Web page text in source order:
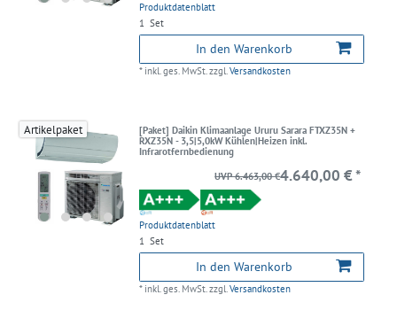
Produktdatenblatt
1 Set
In den Warenkorb
* inkl. ges. MwSt.zzgl.Versandkosten
Artikelpaket
[Paket] Daikin Klimaanlage Ururu Sarara FTXZ35N +
RXZ35N - 3,5|5,0kW Kühlen|Heizen inkl.
Infrarotfernbedienung
Produktdatenblatt
UVP 6.463,00 €4.640,00 € *
1 Set
In den Warenkorb
* inkl. ges. MwSt.zzgl.Versandkosten